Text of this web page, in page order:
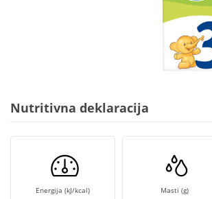
Nutritivna deklaracija
Energija (kJ/kcal) Masti (g)